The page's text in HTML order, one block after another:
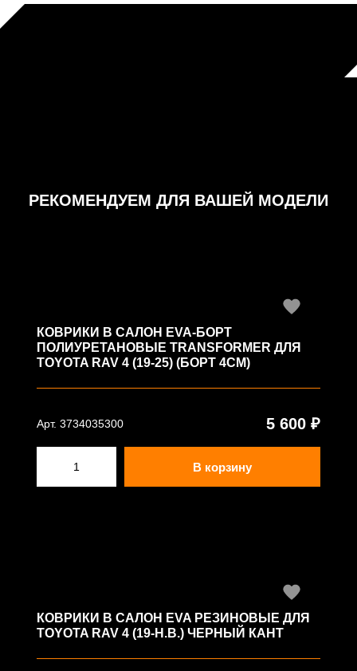
РЕКОМЕНДУЕМ ДЛЯ ВАШЕЙ МОДЕЛИ
КОВРИКИ В САЛОН EVA-БОРТ
ПОЛИУРЕТАНОВЫЕ TRANSFORMER ДЛЯ
TOYOTA RAV 4 (19-25) (БОРТ 4СМ)
Арт. 3734035300 5 600 ₽
В корзину
КОВРИКИ В САЛОН EVA РЕЗИНОВЫЕ ДЛЯ
TOYOTA RAV 4 (19-Н.В.) ЧЕРНЫЙ КАНТ